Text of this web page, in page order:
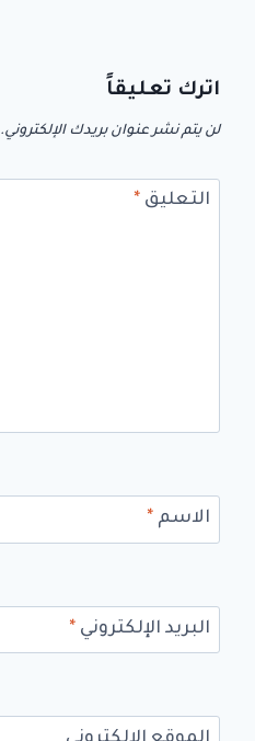
اترك تعليقاً
لن يتم نشر عنوان بريدك الإلكتروني.
التعليق *
الاسم *
البريد الإلكتروني *